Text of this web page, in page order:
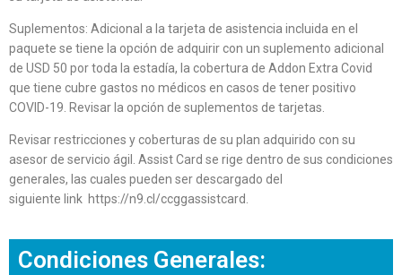
Suplementos: Adicional a la tarjeta de asistencia incluida en el
paquete se tiene la opción de adquirir con un suplemento adicional
de USD 50 por toda la estadía, la cobertura de Addon Extra Covid
que tiene cubre gastos no médicos en casos de tener positivo
COVID-19. Revisar la opción de suplementos de tarjetas.
Revisar restricciones y coberturas de su plan adquirido con su
asesor de servicio ágil. Assist Card se rige dentro de sus condiciones
generales, las cuales pueden ser descargado del
siguiente link https://n9.cl/ccggassistcard.
Condiciones Generales: